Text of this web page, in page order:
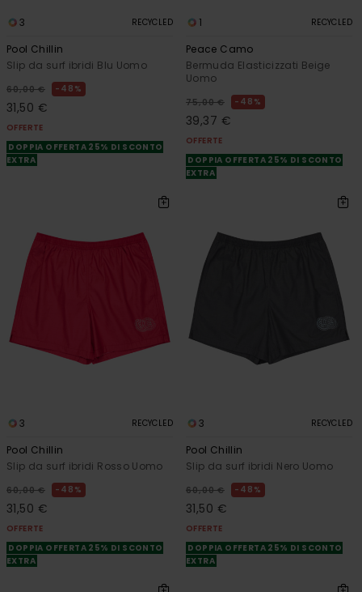
3 RECYCLED
Pool Chillin
Slip da surf ibridi Blu Uomo
60,00 € 48%
31,50 €
OFFERTE
DOPPIA OFFERTA 25% DI SCONTO
EXTRA
1 RECYCLED
Peace Camo
Bermuda Elasticizzati Beige
Uomo
75,00 € 48%
39,37 €
OFFERTE
DOPPIA OFFERTA 25% DI SCONTO
EXTRA
3 RECYCLED
Pool Chillin
Slip da surf ibridi Rosso Uomo
60,00 € 48%
31,50 €
OFFERTE
DOPPIA OFFERTA 25% DI SCONTO
EXTRA
3 RECYCLED
Pool Chillin
Slip da surf ibridi Nero Uomo
60,00 € 48%
31,50 €
OFFERTE
DOPPIA OFFERTA 25% DI SCONTO
EXTRA